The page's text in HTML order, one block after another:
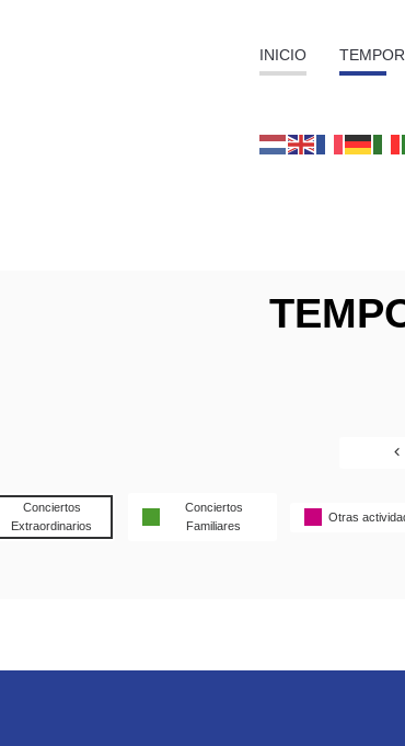
INICIO
Conciertos
Extraordinarios
Conciertos
Familiares
Otras